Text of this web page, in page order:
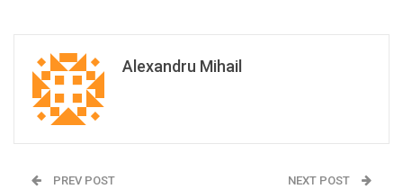
Alexandru Mihail
PREV POST NEXT POST